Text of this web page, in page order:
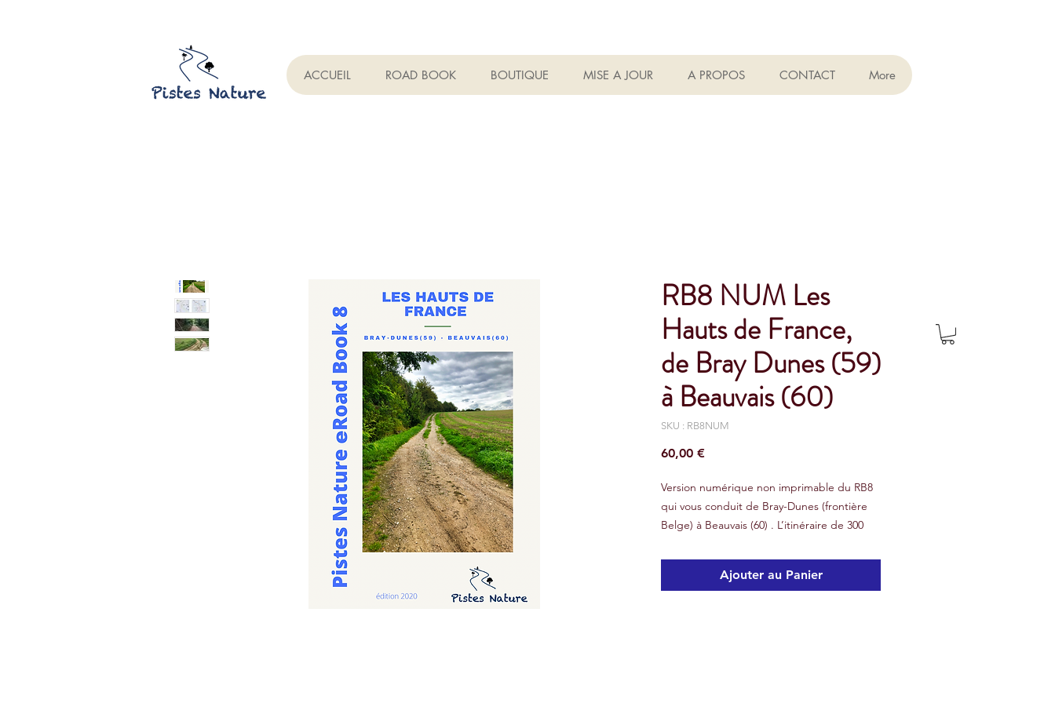
ACCUEIL ROAD BOOK BOUTIQUE MISE A JOUR A PROPOS CONTACT More
RB8 NUM Les
Hauts de France,
de Bray Dunes (59)
à Beauvais (60)
SKU : RB8NUM
60,00 €Prix
Version numérique non imprimable du RB8
qui vous conduit de Bray-Dunes (frontière
Belge) à Beauvais (60) . L’itinéraire de 300
ce Roadbook, va vous faire traverser du
Nord au Sud toute la partie occidentale de
Ajouter au Panier